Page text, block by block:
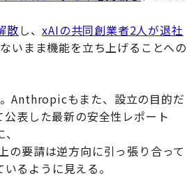
散し、xAIの共同創業者2人が退社
いまま機能を立ち上げることへの
Anthropicもまた、設立の目的だ
表した最新の安全性レポート
の要請は逆方向に引っ張り合って
るように見える。